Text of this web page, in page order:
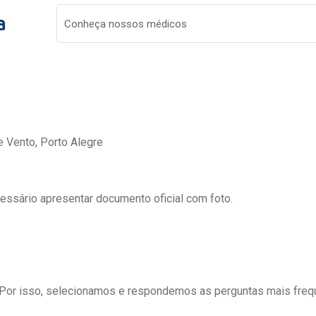
Conheça nossos médicos
Vento, Porto Alegre
apresentar documento oficial com foto.
isso, selecionamos e respondemos as perguntas mais